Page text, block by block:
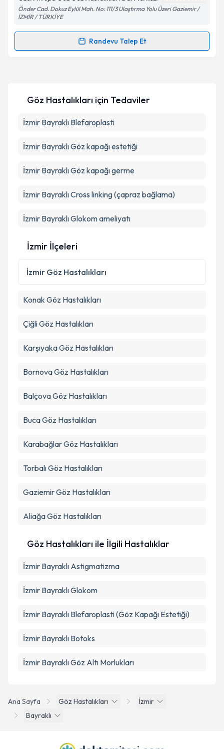
Kişisel verilerimin işlenmesine ilişkinAydınlatma
'ni okudum ve kişisel verilerimin belirtilen
kapsamda işlenmesini kabul ediyorum.
Önder Cad. Dokuz Eylül Mah. No: 111/3 Ulaştırma Yolu Üzeri Gaziemir /
İZMİR / TÜRKİYE
Randevu Talep Et
Randevu Takvimi Talebi
takvim hazırlandığında e-posta ile bilgilendireceğiz.
E-posta Adresiniz
Kişisel verilerimin işlenmesine ilişkin
Takvim Talebini Gönder
Ana Sayfa Göz Hastalıkları
İzmir
Bayraklı
Göz Hastalıkları için Tedaviler
İzmir Bayraklı Blefaroplasti
İzmir Bayraklı Göz kapağı estetiği
İzmir Bayraklı Göz kapağı germe
İzmir Bayraklı Cross linking (çapraz bağlama)
İzmir Bayraklı Glokom ameliyatı
İzmir İlçeleri
İzmir Göz Hastalıkları
Konak Göz Hastalıkları
ÇiğliGöz Hastalıkları
KarşıyakaGöz Hastalıkları
BornovaGöz Hastalıkları
BalçovaGöz Hastalıkları
BucaGöz Hastalıkları
KarabağlarGöz Hastalıkları
TorbalıGöz Hastalıkları
GaziemirGöz Hastalıkları
AliağaGöz Hastalıkları
Göz Hastalıkları ile İlgili Hastalıklar
İzmir Bayraklı Astigmatizma
İzmir Bayraklı Glokom
İzmir Bayraklı Blefaroplasti (Göz Kapağı Estetiği)
İzmir Bayraklı Botoks
İzmir Bayraklı Göz Altı Morlukları